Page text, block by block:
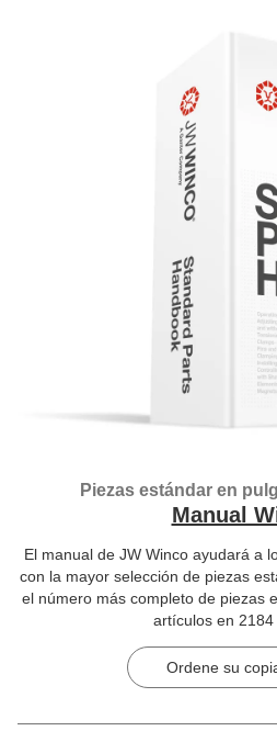
Piezas estándar en
Manual
El manual de JW Winco ayudará a
con la mayor selección de piezas
el número más completo de piezas
artículos en 2184
Ordene su